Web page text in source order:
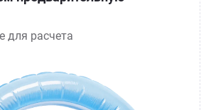
для расчета